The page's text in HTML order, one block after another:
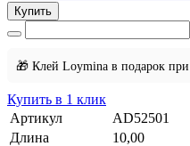
Купить
🎁 Клей Loymina в подарок при
Купить в 1 клик
Артикул
AD52501
Длина
10,00